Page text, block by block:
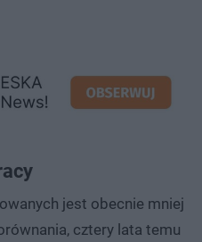
jest obecnie mniej
cztery lata temu